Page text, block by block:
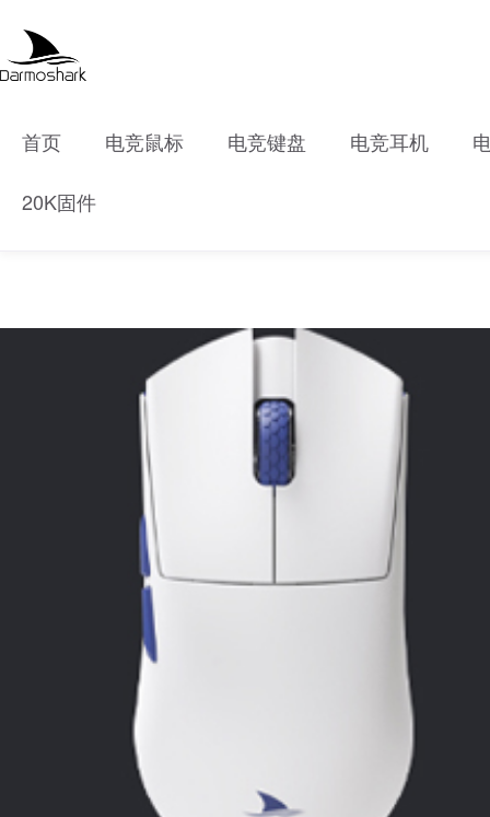
首页 电竞鼠标 电竞键盘 电竞耳机
20K固件